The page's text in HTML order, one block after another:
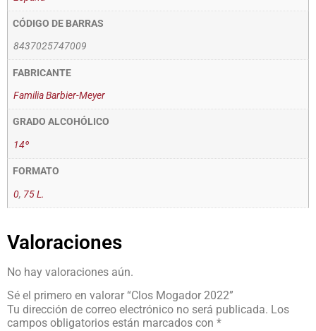
CÓDIGO DE BARRAS
8437025747009
FABRICANTE
Familia Barbier-Meyer
GRADO ALCOHÓLICO
14º
FORMATO
0, 75 L.
Valoraciones
No hay valoraciones aún.
Sé el primero en valorar “Clos Mogador 2022”
Tu dirección de correo electrónico no será publicada. Los
campos obligatorios están marcados con *